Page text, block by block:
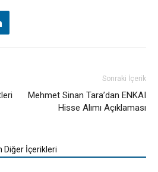
Sonraki İçerik
Mehmet Sinan Tara’dan ENKAI
Hisse Alımı Açıklaması
Diğer İçerikleri